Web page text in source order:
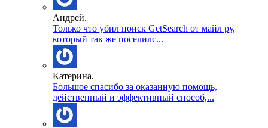
Андрей.
Только что убил поиск GetSearch от майл ру,
который так же поселилс...
Катерина.
Большое спасибо за оказанную помощь,
действенный и эффективный способ,...